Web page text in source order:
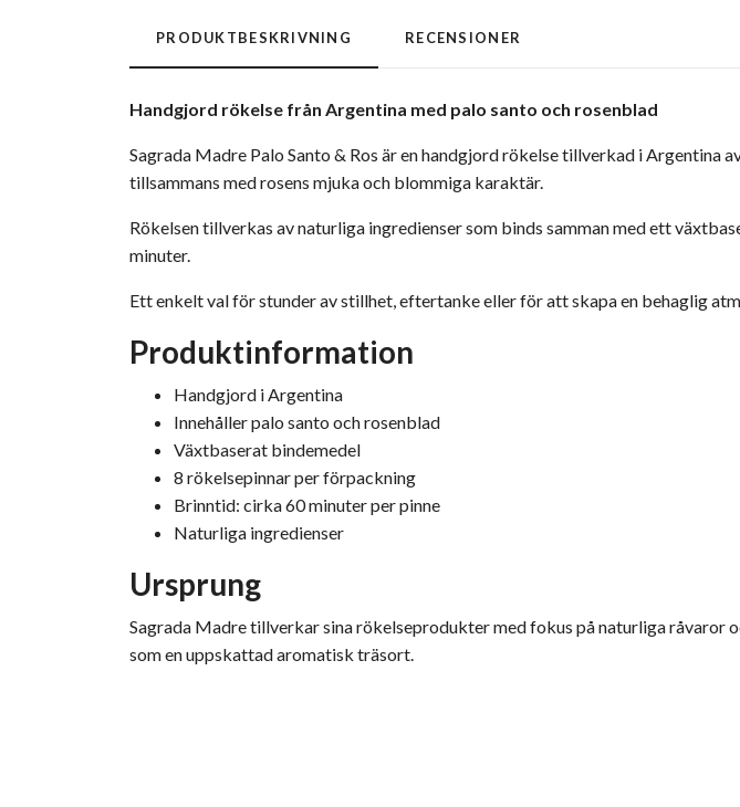
PRODUKTBESKRIVNING RECENSIONER
Handgjord rökelse från Argentina med palo santo och rosenblad
Sagrada Madre Palo Santo & Ros är en handgjord rökelse tillverkad i
tillsammans med rosens mjuka och blommiga karaktär.
Rökelsen tillverkas av naturliga ingredienser som binds samman med ett
minuter.
Ett enkelt val för stunder av stillhet, eftertanke eller för att skapa en behaglig
Produktinformation
Handgjord i Argentina
Innehåller palo santo och rosenblad
Växtbaserat bindemedel
8 rökelsepinnar per förpackning
Brinntid: cirka 60 minuter per pinne
Naturliga ingredienser
Ursprung
Sagrada Madre tillverkar sina rökelseprodukter med fokus på naturliga råvaror
som en uppskattad aromatisk träsort.